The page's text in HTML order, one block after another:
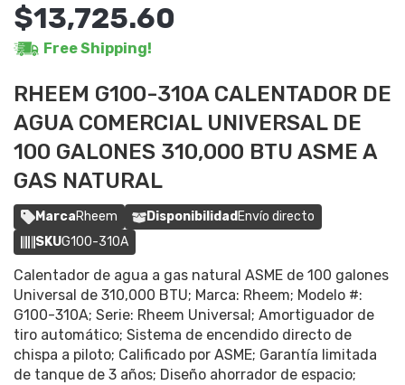
$13,725.60
Free Shipping!
RHEEM G100-310A CALENTADOR DE
AGUA COMERCIAL UNIVERSAL DE
100 GALONES 310,000 BTU ASME A
GAS NATURAL
MarcaRheem DisponibilidadEnvío directo
SKUG100-310A
Calentador de agua a gas natural ASME de 100 galones
Universal de 310,000 BTU; Marca: Rheem; Modelo #:
G100-310A; Serie: Rheem Universal; Amortiguador de
tiro automático; Sistema de encendido directo de
chispa a piloto; Calificado por ASME; Garantía limitada
de tanque de 3 años; Diseño ahorrador de espacio;